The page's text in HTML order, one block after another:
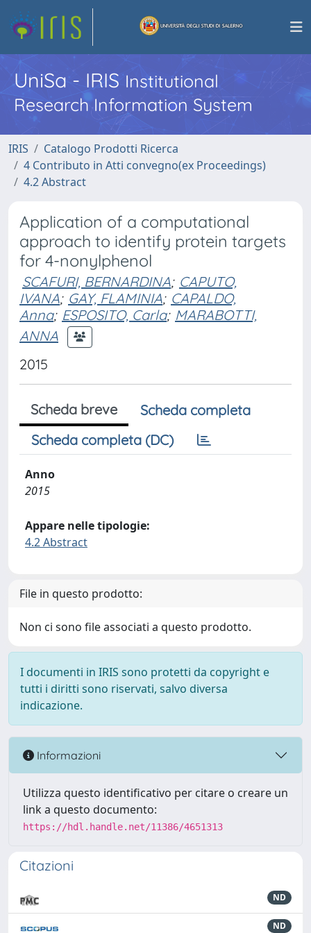
UniSa - IRISInstitutional
Research Information System
IRIS
Catalogo Prodotti Ricerca
4 Contributo in Atti convegno(ex Proceedings)
4.2 Abstract
Application of a computational
approach to identify protein targets
for 4-nonylphenol
SCAFURI, BERNARDINA; CAPUTO,
IVANA; GAY, FLAMINIA; CAPALDO,
Anna; ESPOSITO, Carla; MARABOTTI,
ANNA
2015
Scheda breve
Scheda completa
Scheda completa (DC)
Anno
2015
Appare nelle tipologie:
4.2 Abstract
File in questo prodotto:
Non ci sono file associati a questo prodotto.
I documenti in IRIS sono protetti da copyright e
tutti i diritti sono riservati, salvo diversa
indicazione.
Informazioni
Utilizza questo identificativo per citare o creare un
link a questo documento:
https://hdl.handle.net/11386/4651313
Citazioni
ND
ND